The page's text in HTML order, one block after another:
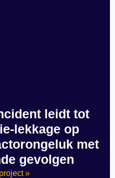
leidt tot
lekkage op
met
gevolgen
»